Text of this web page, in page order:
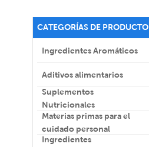
CATEGORÍAS DE PRODUCTO
Ingredientes Aromáticos
Aditivos alimentarios
Suplementos
Nutricionales
Materias primas para el
cuidado personal
Ingredientes